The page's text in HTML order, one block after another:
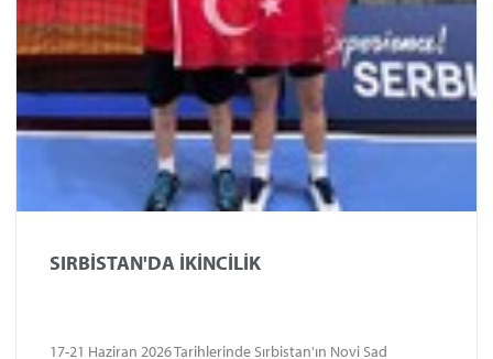
SIRBİSTAN'DA İKİNCİLİK
17-21 Haziran 2026 Tarihlerinde Sırbistan'ın Novi Sad